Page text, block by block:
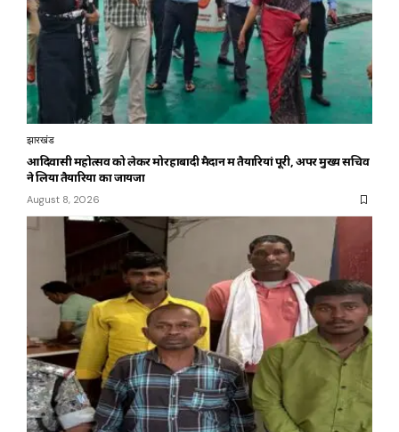
झारखंड
आदिवासी महोत्सव को लेकर मोरहाबादी मैदान में तैयारियां पूरी, अपर मुख्य सचिव
ने लिया तैयारियों का जायजा
August 8, 2026